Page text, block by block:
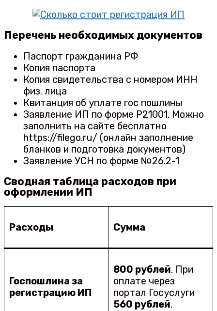
Перечень необходимых документов
Паспорт гражданина РФ
Копия паспорта
Копия свидетельства с номером ИНН
физ. лица
Квитанция об уплате гос пошлины
Заявление ИП по форме Р21001. Можно
заполнить на сайте бесплатно
https://filego.ru/ (онлайн заполнение
бланков и подготовка документов)
Заявление УСН по форме №26.2-1
Сводная таблица расходов при
оформлении ИП
Расходы Сумма
Госпошлина за
регистрацию ИП
800 рублей. При
оплате через
портал Госуслуги
560 рублей.